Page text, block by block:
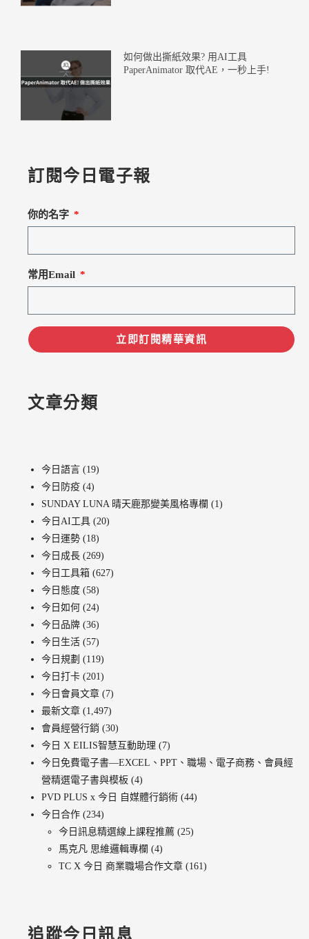
如何做出撕紙效果? 用AI工具
PaperAnimator 取代AE，一秒上手!
訂閱今日電子報
你的名字
常用Email
立即訂閱精華資訊
文章分類
今日語言 (19)
今日防疫 (4)
SUNDAY LUNA 晴天鹿那變美風格專欄 (1)
今日AI工具 (20)
今日運勢 (18)
今日成長 (269)
今日工具箱 (627)
今日態度 (58)
今日如何 (24)
今日品牌 (36)
今日生活 (57)
今日規劃 (119)
今日打卡 (201)
今日會員文章 (7)
最新文章 (1,497)
會員經營行銷 (30)
今日 X EILIS智慧互動助理 (7)
今日免費電子書—EXCEL、PPT、職場、電子商務、會員經
營精選電子書與模板 (4)
PVD PLUS x 今日 自媒體行銷術 (44)
今日合作 (234)
今日訊息精選線上課程推薦 (25)
馬克凡 思維邏輯專欄 (4)
TC X 今日 商業職場合作文章 (161)
追蹤今日訊息